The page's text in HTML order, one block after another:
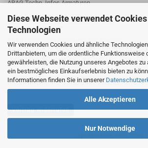
Diese Webseite verwendet
Technologien
Wir verwenden Cookies und ähnliche
Drittanbietern, um die ordentliche Funktionsweise
gewährleisten, die Nutzung unseres Angebotes zu
ein bestmögliches Einkaufserlebnis bieten zu
Informationen finden Sie in unserer
Alle Akzeptieren
Nur Notwendige
ARAG Techn. Infos Armaturen
ARAG Installation Gleichdruck-Armaturen
ARAG Installation Armaturen Sprühgeräte
Lechler Behälter- und Tankreinigung
TeeJet Technische Informationen
Vertrag widerrufen